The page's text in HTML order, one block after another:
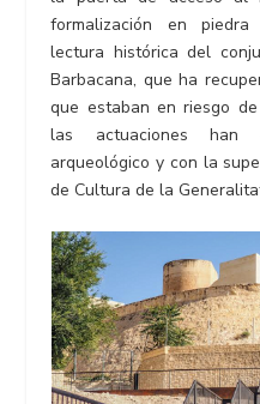
formalización en
lectura histórica del
Barbacana, que ha
que estaban en riesgo
las actuaciones han
arqueológico y con la
de Cultura de la